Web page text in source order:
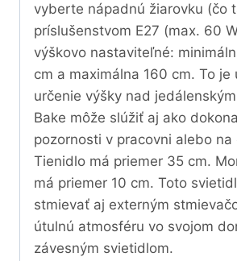
vyberte nápadnú žiarovku (čo
príslušenstvom E27 (max. 60
výškovo nastaviteľné:
cm a maximálna 160 cm. To je
určenie výšky nad
Bake môže slúžiť aj ako
pozornosti v pracovni alebo na
Tienidlo má priemer 35 cm.
má priemer 10 cm. Toto
stmievať aj externým
útulnú atmosféru vo svojom
závesným svietidlom.